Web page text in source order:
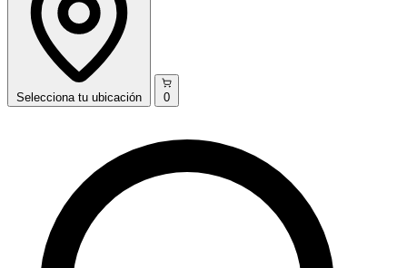
Selecciona tu ubicación 0